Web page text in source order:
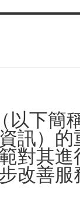
以下簡
訊）
對其
改善服